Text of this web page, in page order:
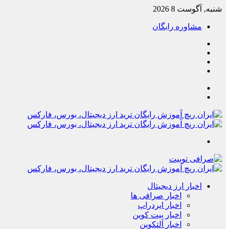
شنبه, آگوست 8 2026
مشاوره رایگان
اخبار ارز دیجیتال
اخبار صرافی ها
اخبار ایردراپ
اخبار بیت کوین
اخبار آلتکوین